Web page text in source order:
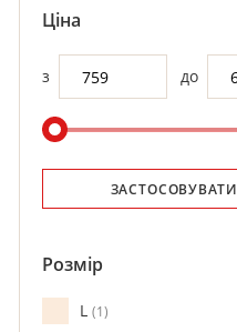
Ціна
з до
ЗАСТОСОВУВАТИ
Розмір
L 1